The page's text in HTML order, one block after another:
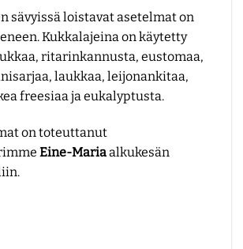
sävyissä loistavat asetelmat on
Kukkalajeina on käytetty
ritarinkannusta, eustomaa,
laukkaa, leijonankitaa,
freesiaa ja eukalyptusta.
on toteuttanut
Eine-Mariaalkukesän